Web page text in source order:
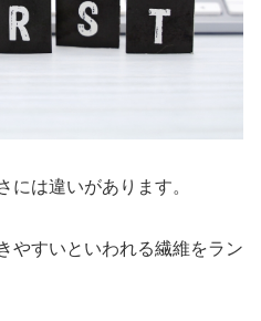
には違いがあります。
やすいといわれる繊維をラン